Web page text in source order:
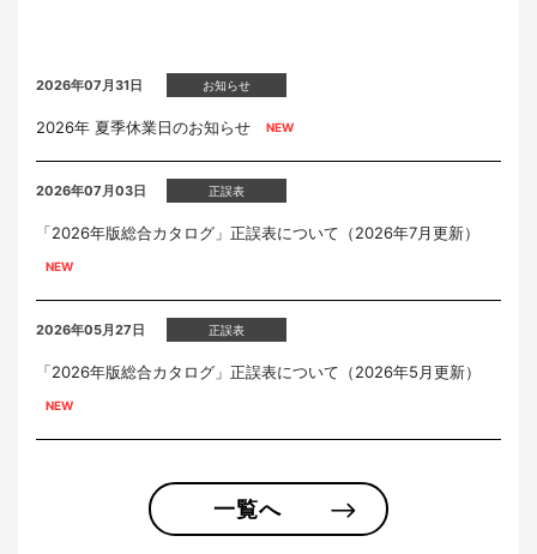
一覧へ
2026年07月31日 お知らせ
2026年 夏季休業日のお知らせ
2026年07月03日 正誤表
「2026年版総合カタログ」正誤表について（2026年7月更新）
2026年05月27日 正誤表
「2026年版総合カタログ」正誤表について（2026年5月更新）